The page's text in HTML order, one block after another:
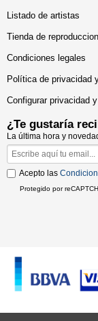
Listado de artistas
Tienda de
Condiciones legales
Política de privacidad
Configurar privacidad
¿Te gustaría
La última hora y
Acepto las
Protegido por